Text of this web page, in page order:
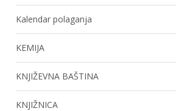
Kalendar polaganja
KEMIJA
KNJIŽEVNA BAŠTINA
KNJIŽNICA